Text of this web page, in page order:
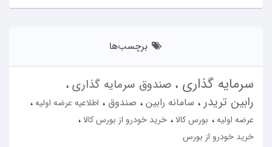
برچسب‌ها
سرمایه گذاری
صندوق سرمایه گذاری
رابین تریدر
سامانه رابین صندوق
اطلاعیه عرضه اولیه
عرضه اولیه
بورس کالا
خرید خودرو از بورس کالا
خرید خودرو از بورس